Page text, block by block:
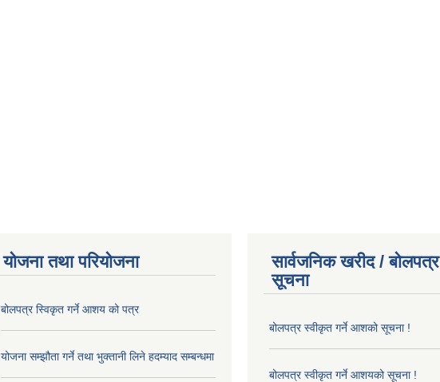
योजना तथा परियोजना
बोलपत्र स्विकृत गर्ने आशय को पत्र
योजना सम्झौता गर्ने तथा भुक्तानी लिने हदम्याद सम्बन्धमा
सार्वजनिक खरीद / बोलपत्र
सूचना
बोलपत्र स्वीकृत गर्ने आशको सूचना !
बोलपत्र स्वीकृत गर्ने आशयको सूचना !